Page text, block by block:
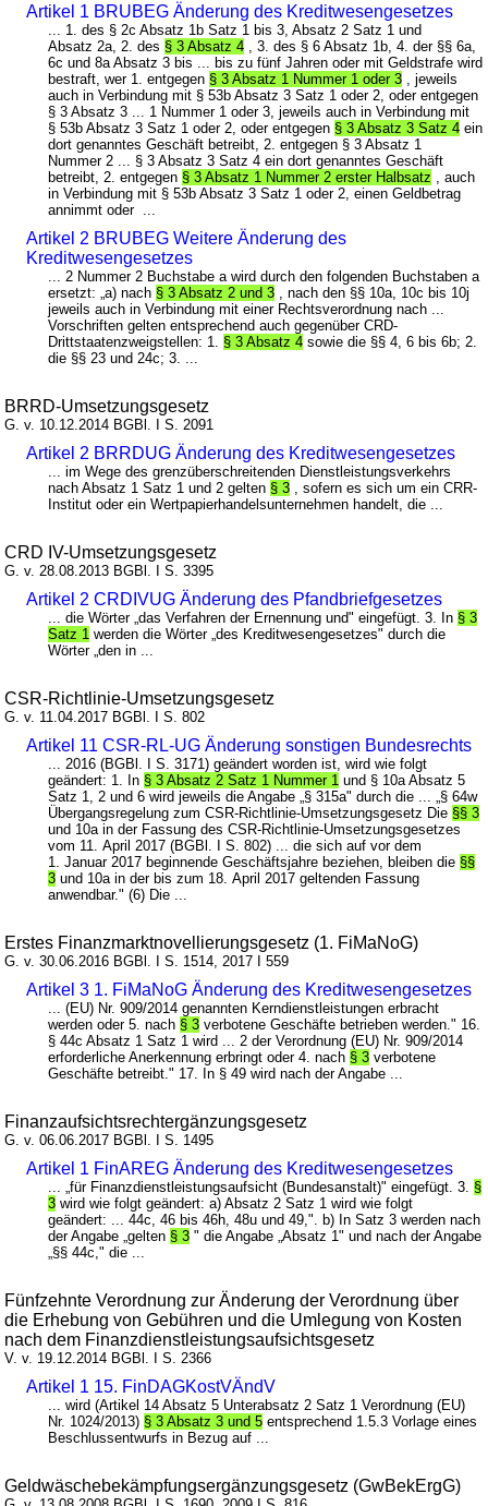
Artikel 1 BRUBEG Änderung des Kreditwesengesetzes
... 1. des § 2c Absatz 1b Satz 1 bis 3, Absatz 2 Satz 1 und
Absatz 2a, 2. des § 3 Absatz 4 , 3. des § 6 Absatz 1b, 4. der §§ 6a,
6c und 8a Absatz 3 bis ... bis zu fünf Jahren oder mit Geldstrafe wird
bestraft, wer 1. entgegen § 3 Absatz 1 Nummer 1 oder 3 , jeweils
auch in Verbindung mit § 53b Absatz 3 Satz 1 oder 2, oder entgegen
§ 3 Absatz 3 ... 1 Nummer 1 oder 3, jeweils auch in Verbindung mit
§ 53b Absatz 3 Satz 1 oder 2, oder entgegen § 3 Absatz 3 Satz 4 ein
dort genanntes Geschäft betreibt, 2. entgegen § 3 Absatz 1
Nummer 2 ... § 3 Absatz 3 Satz 4 ein dort genanntes Geschäft
betreibt, 2. entgegen § 3 Absatz 1 Nummer 2 erster Halbsatz , auch
in Verbindung mit § 53b Absatz 3 Satz 1 oder 2, einen Geldbetrag
annimmt oder ...
Artikel 2 BRUBEG Weitere Änderung des
Kreditwesengesetzes
... 2 Nummer 2 Buchstabe a wird durch den folgenden Buchstaben a
ersetzt: „a) nach § 3 Absatz 2 und 3 , nach den §§ 10a, 10c bis 10j
jeweils auch in Verbindung mit einer Rechtsverordnung nach ...
Vorschriften gelten entsprechend auch gegenüber CRD-
Drittstaatenzweigstellen: 1. § 3 Absatz 4 sowie die §§ 4, 6 bis 6b; 2.
die §§ 23 und 24c; 3. ...
BRRD-Umsetzungsgesetz
G. v. 10.12.2014 BGBl. I S. 2091
Artikel 2 BRRDUG Änderung des Kreditwesengesetzes
... im Wege des grenzüberschreitenden Dienstleistungsverkehrs
nach Absatz 1 Satz 1 und 2 gelten § 3 , sofern es sich um ein CRR-
Institut oder ein Wertpapierhandelsunternehmen handelt, die ...
CRD IV-Umsetzungsgesetz
G. v. 28.08.2013 BGBl. I S. 3395
Artikel 2 CRDIVUG Änderung des Pfandbriefgesetzes
... die Wörter „das Verfahren der Ernennung und" eingefügt. 3. In § 3
Satz 1 werden die Wörter „des Kreditwesengesetzes" durch die
Wörter „den in ...
CSR-Richtlinie-Umsetzungsgesetz
G. v. 11.04.2017 BGBl. I S. 802
Artikel 11 CSR-RL-UG Änderung sonstigen Bundesrechts
... 2016 (BGBl. I S. 3171) geändert worden ist, wird wie folgt
geändert: 1. In § 3 Absatz 2 Satz 1 Nummer 1 und § 10a Absatz 5
Satz 1, 2 und 6 wird jeweils die Angabe „§ 315a" durch die ... „§ 64w
Übergangsregelung zum CSR-Richtlinie-Umsetzungsgesetz Die §§ 3
und 10a in der Fassung des CSR-Richtlinie-Umsetzungsgesetzes
vom 11. April 2017 (BGBl. I S. 802) ... die sich auf vor dem
1. Januar 2017 beginnende Geschäftsjahre beziehen, bleiben die §§
3 und 10a in der bis zum 18. April 2017 geltenden Fassung
anwendbar." (6) Die ...
Erstes Finanzmarktnovellierungsgesetz (1. FiMaNoG)
G. v. 30.06.2016 BGBl. I S. 1514, 2017 I 559
Artikel 3 1. FiMaNoG Änderung des Kreditwesengesetzes
... (EU) Nr. 909/2014 genannten Kerndienstleistungen erbracht
werden oder 5. nach § 3 verbotene Geschäfte betrieben werden." 16.
§ 44c Absatz 1 Satz 1 wird ... 2 der Verordnung (EU) Nr. 909/2014
erforderliche Anerkennung erbringt oder 4. nach § 3 verbotene
Geschäfte betreibt." 17. In § 49 wird nach der Angabe ...
Finanzaufsichtsrechtergänzungsgesetz
G. v. 06.06.2017 BGBl. I S. 1495
Artikel 1 FinAREG Änderung des Kreditwesengesetzes
... „für Finanzdienstleistungsaufsicht (Bundesanstalt)" eingefügt. 3. §
3 wird wie folgt geändert: a) Absatz 2 Satz 1 wird wie folgt
geändert: ... 44c, 46 bis 46h, 48u und 49,". b) In Satz 3 werden nach
der Angabe „gelten § 3 " die Angabe „Absatz 1" und nach der Angabe
„§§ 44c," die ...
Fünfzehnte Verordnung zur Änderung der Verordnung über
die Erhebung von Gebühren und die Umlegung von Kosten
nach dem Finanzdienstleistungsaufsichtsgesetz
V. v. 19.12.2014 BGBl. I S. 2366
Artikel 1 15. FinDAGKostVÄndV
... wird (Artikel 14 Absatz 5 Unterabsatz 2 Satz 1 Verordnung (EU)
Nr. 1024/2013) § 3 Absatz 3 und 5 entsprechend 1.5.3 Vorlage eines
Beschlussentwurfs in Bezug auf ...
Geldwäschebekämpfungsergänzungsgesetz (GwBekErgG)